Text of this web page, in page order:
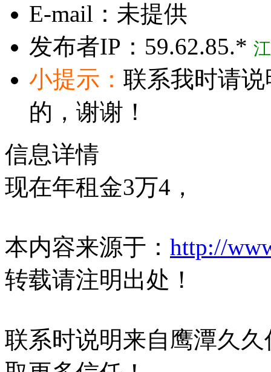
E-mail： 未提供
发布者IP： 59.62.85.*
小提示： 联系我时请
的，谢谢！
信息详情
现在年租金3万4，
本内容来源于： http://
转载请注明出处！
联系时说明来自鹰潭久久